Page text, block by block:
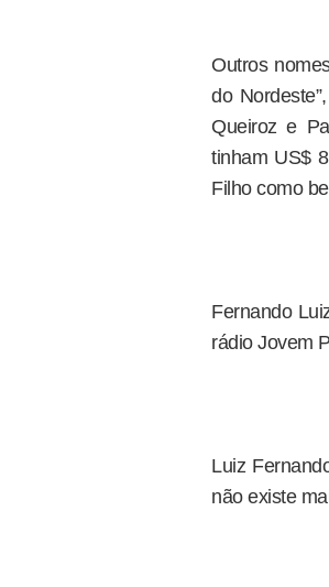
Outros
do
Queiroz e
tinham US$
Filho como
Fernando
rádio Jovem
Luiz
não existe